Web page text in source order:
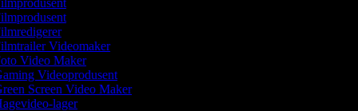
Videomaker
Video Maker
Videoprodusent
Screen Video Maker
lager